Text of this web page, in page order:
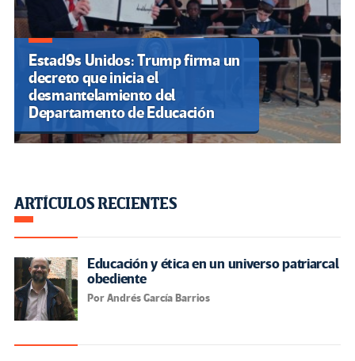
Estad9s Unidos: Trump firma un
decreto que inicia el
desmantelamiento del
Departamento de Educación
ARTÍCULOS RECIENTES
Educación y ética en un universo patriarcal
obediente
Por Andrés García Barrios